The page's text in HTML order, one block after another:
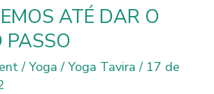
ATÉ DAR O
PASSO
/Yoga /Yoga Tavira/ 17 de